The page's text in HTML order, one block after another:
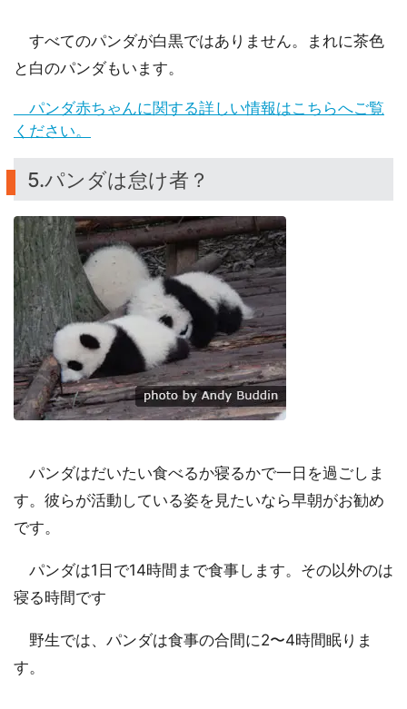
すべてのパンダが白黒ではありません。まれに茶色
と白のパンダもいます。
パンダ赤ちゃんに関する詳しい情報はこちらへご覧
ください。
5.パンダは怠け者？
パンダはだいたい食べるか寝るかで一日を過ごしま
す。彼らが活動している姿を見たいなら早朝がお勧め
です。
パンダは1日で14時間まで食事します。その以外のは
寝る時間です
野生では、パンダは食事の合間に2〜4時間眠りま
す。